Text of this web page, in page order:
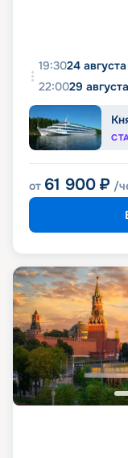
19:3024
22:0029
от 61 900 ₽ /